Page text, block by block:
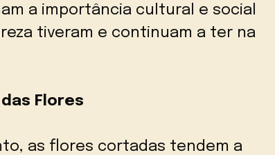
a importância cultural e social
tiveram e continuam a ter na
Flores
as flores cortadas tendem a